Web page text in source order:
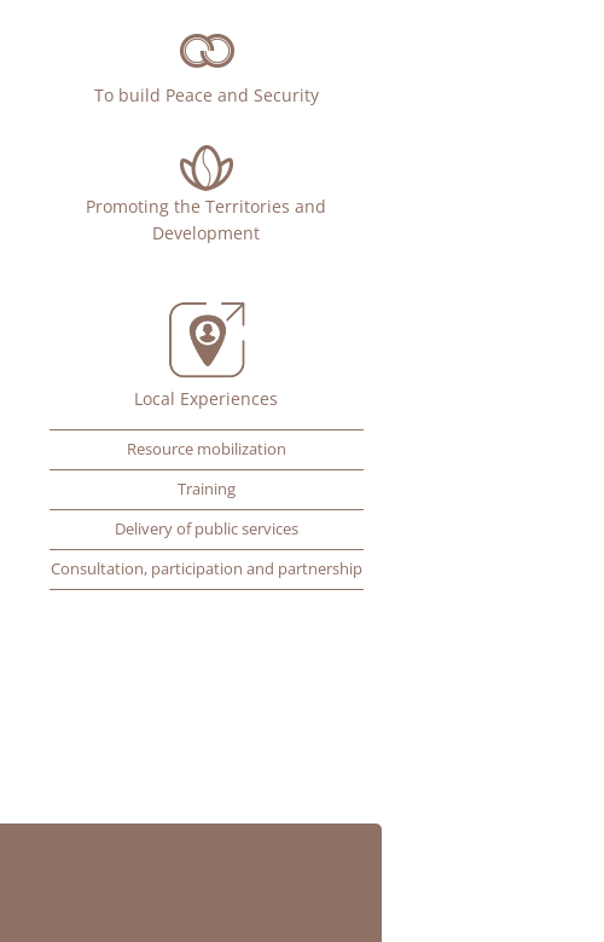
To build Peace and Security
Promoting the Territories and
Development
Local Experiences
Resource mobilization
Training
Delivery of public services
Consultation, participation and partnership